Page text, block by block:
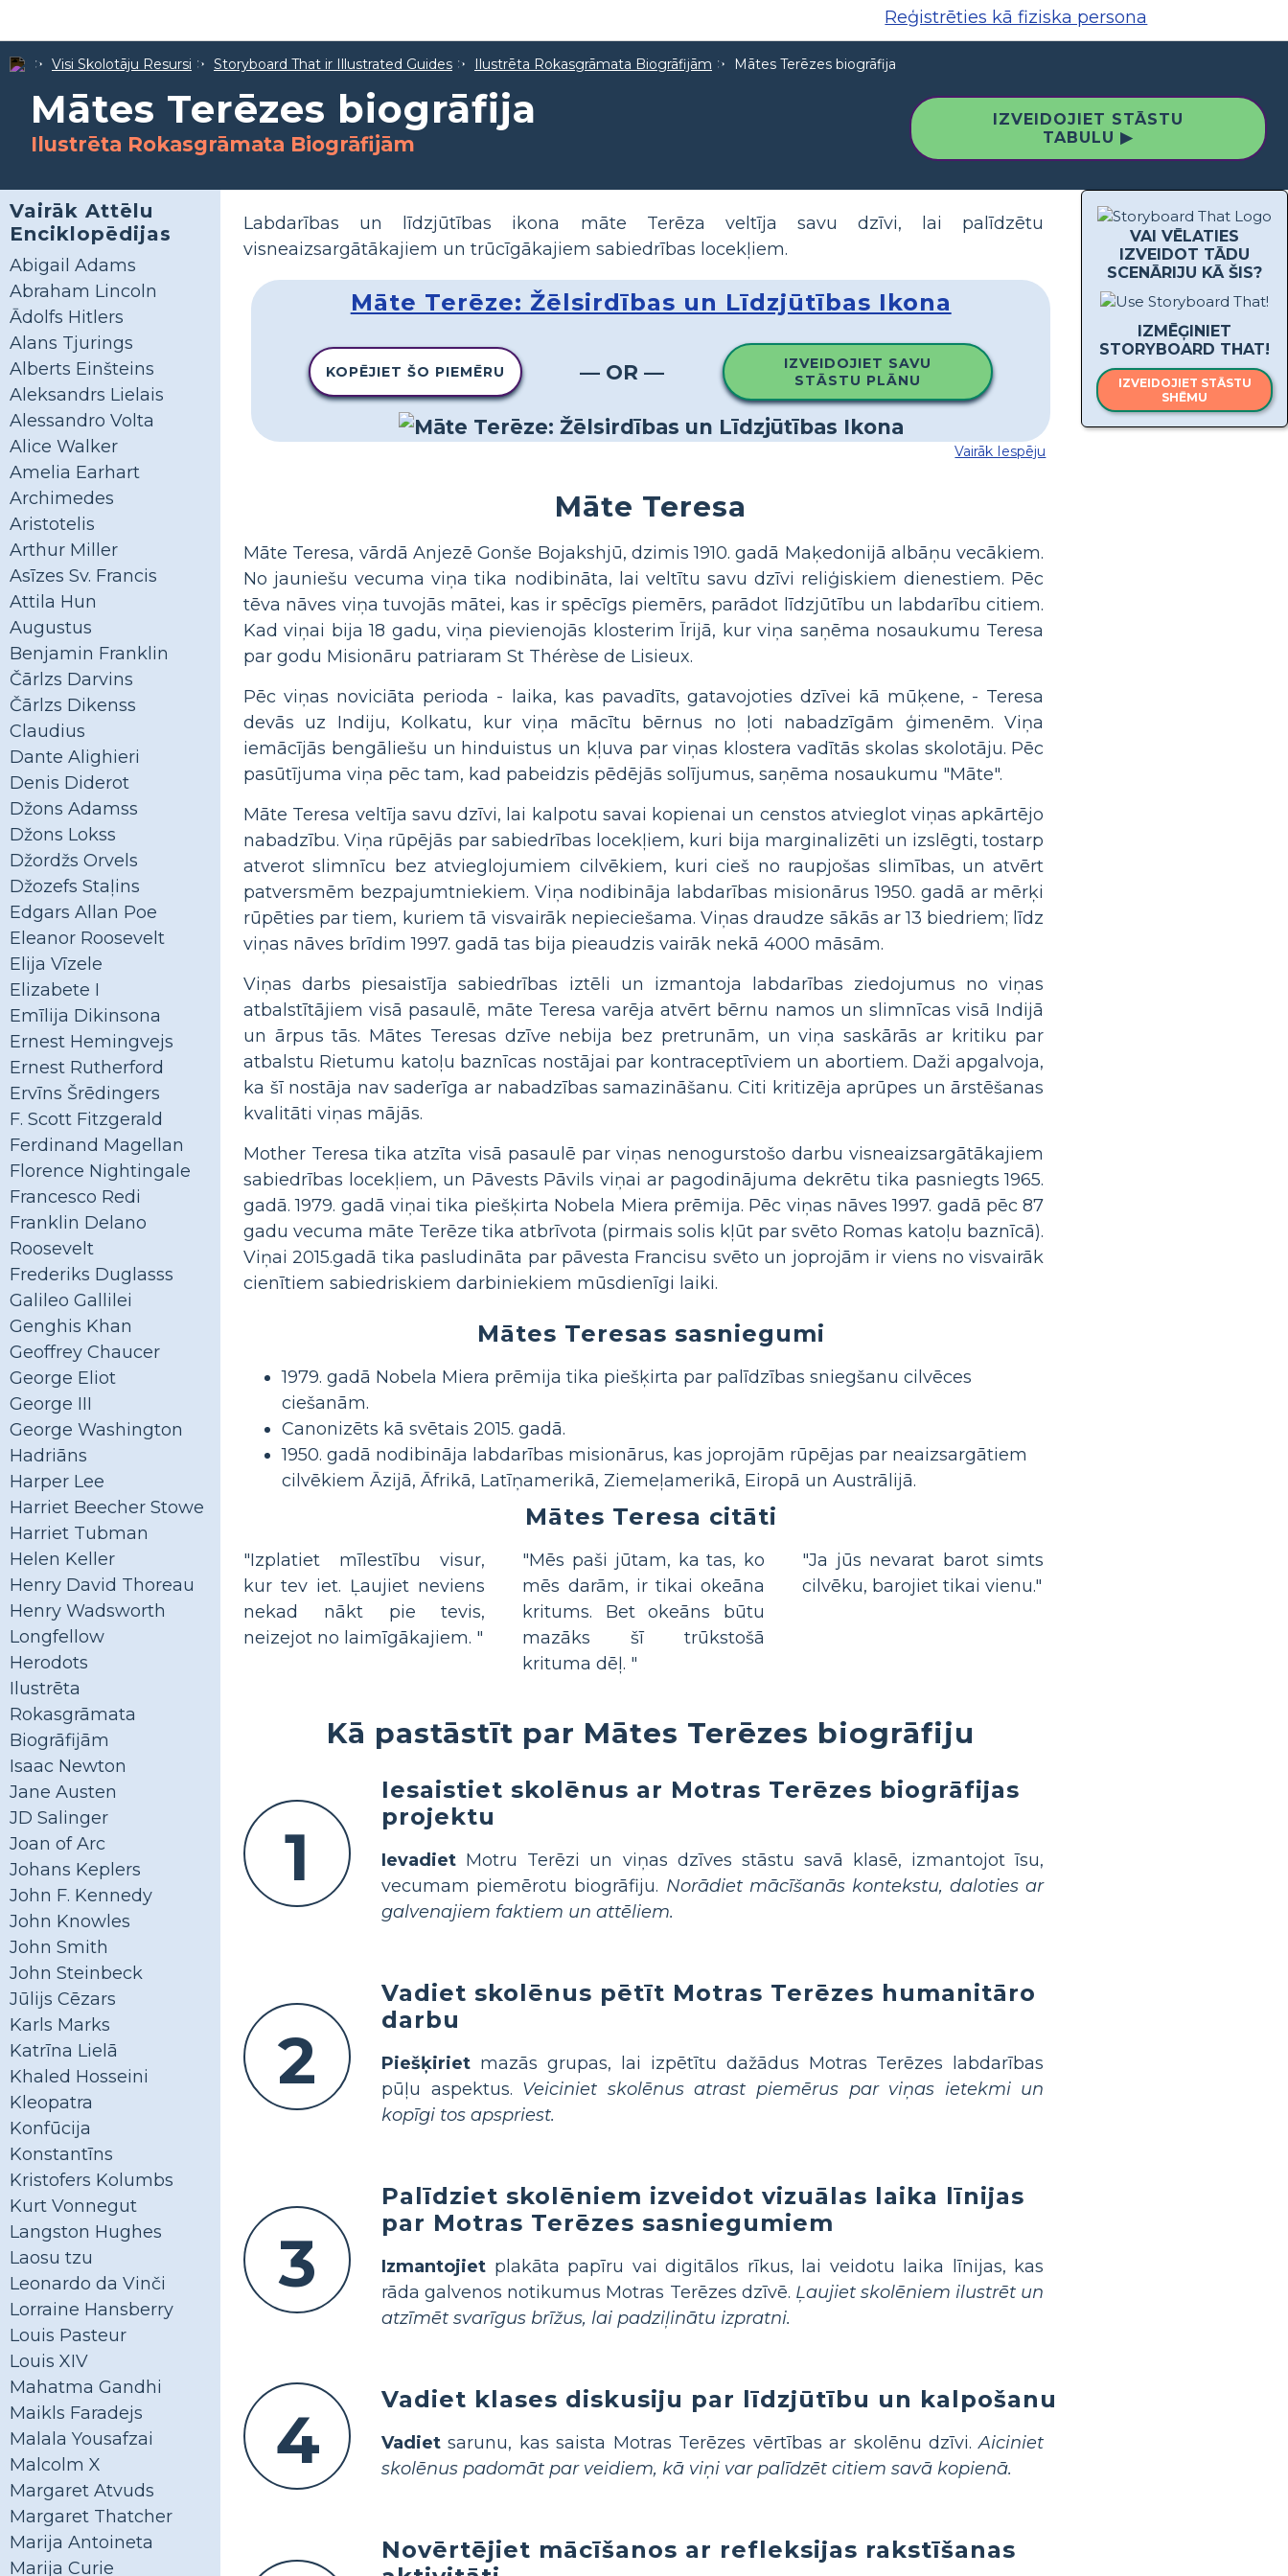
Reģistrēties kā fiziska persona
Visi Skolotāju Resursi Storyboard That ir Illustrated Guides Ilustrēta Rokasgrāmata Biogrāfijām Mātes Terēzes biogrāfija
Mātes Terēzes biogrāfija
Ilustrēta Rokasgrāmata Biogrāfijām
IZVEIDOJIET STĀSTU
TABULU ▶
Vairāk Attēlu
Enciklopēdijas
Abigail Adams
Abraham Lincoln
Ādolfs Hitlers
Alans Tjurings
Alberts Einšteins
Aleksandrs Lielais
Alessandro Volta
Alice Walker
Amelia Earhart
Archimedes
Aristotelis
Arthur Miller
Asīzes Sv. Francis
Attila Hun
Augustus
Benjamin Franklin
Čārlzs Darvins
Čārlzs Dikenss
Claudius
Dante Alighieri
Denis Diderot
Džons Adamss
Džons Lokss
Džordžs Orvels
Džozefs Staļins
Edgars Allan Poe
Eleanor Roosevelt
Elija Vīzele
Elizabete I
Emīlija Dikinsona
Ernest Hemingvejs
Ernest Rutherford
Ervīns Šrēdingers
F. Scott Fitzgerald
Ferdinand Magellan
Florence Nightingale
Francesco Redi
Franklin Delano
Roosevelt
Frederiks Duglasss
Galileo Gallilei
Genghis Khan
Geoffrey Chaucer
George Eliot
George III
George Washington
Hadriāns
Harper Lee
Harriet Beecher Stowe
Harriet Tubman
Helen Keller
Henry David Thoreau
Henry Wadsworth
Longfellow
Herodots
Ilustrēta
Rokasgrāmata
Biogrāfijām
Isaac Newton
Jane Austen
JD Salinger
Joan of Arc
Johans Keplers
John F. Kennedy
John Knowles
John Smith
John Steinbeck
Jūlijs Cēzars
Karls Marks
Katrīna Lielā
Khaled Hosseini
Kleopatra
Konfūcija
Konstantīns
Kristofers Kolumbs
Kurt Vonnegut
Langston Hughes
Laosu tzu
Leonardo da Vinči
Lorraine Hansberry
Louis Pasteur
Louis XIV
Mahatma Gandhi
Maikls Faradejs
Malala Yousafzai
Malcolm X
Margaret Atvuds
Margaret Thatcher
Marija Antoineta
Marija Curie
VAI VĒLATIES
IZVEIDOT TĀDU
SCENĀRIJU KĀ ŠIS?
IZMĒĢINIET
STORYBOARD THAT!
IZVEIDOJIET STĀSTU
SHĒMU
Labdarības un līdzjūtības ikona māte Terēza veltīja savu dzīvi, lai palīdzētu
visneaizsargātākajiem un trūcīgākajiem sabiedrības locekļiem.
Māte Terēze: Žēlsirdības un Līdzjūtības Ikona
KOPĒJIET ŠO PIEMĒRU — OR —
IZVEIDOJIET SAVU
STĀSTU PLĀNU
Vairāk Iespēju
Māte Teresa
Māte Teresa, vārdā Anjezē Gonše Bojakshjū, dzimis 1910. gadā Maķedonijā albāņu vecākiem.
No jauniešu vecuma viņa tika nodibināta, lai veltītu savu dzīvi reliģiskiem dienestiem. Pēc
tēva nāves viņa tuvojās mātei, kas ir spēcīgs piemērs, parādot līdzjūtību un labdarību citiem.
Kad viņai bija 18 gadu, viņa pievienojās klosterim Īrijā, kur viņa saņēma nosaukumu Teresa
par godu Misionāru patriaram St Thérèse de Lisieux.
Pēc viņas noviciāta perioda - laika, kas pavadīts, gatavojoties dzīvei kā mūķene, - Teresa
devās uz Indiju, Kolkatu, kur viņa mācītu bērnus no ļoti nabadzīgām ģimenēm. Viņa
iemācījās bengāliešu un hinduistus un kļuva par viņas klostera vadītās skolas skolotāju. Pēc
pasūtījuma viņa pēc tam, kad pabeidzis pēdējās solījumus, saņēma nosaukumu "Māte".
Māte Teresa veltīja savu dzīvi, lai kalpotu savai kopienai un censtos atvieglot viņas apkārtējo
nabadzību. Viņa rūpējās par sabiedrības locekļiem, kuri bija marginalizēti un izslēgti, tostarp
atverot slimnīcu bez atvieglojumiem cilvēkiem, kuri cieš no raupjošas slimības, un atvērt
patversmēm bezpajumtniekiem. Viņa nodibināja labdarības misionārus 1950. gadā ar mērķi
rūpēties par tiem, kuriem tā visvairāk nepieciešama. Viņas draudze sākās ar 13 biedriem; līdz
viņas nāves brīdim 1997. gadā tas bija pieaudzis vairāk nekā 4000 māsām.
Viņas darbs piesaistīja sabiedrības iztēli un izmantoja labdarības ziedojumus no viņas
atbalstītājiem visā pasaulē, māte Teresa varēja atvērt bērnu namos un slimnīcas visā Indijā
un ārpus tās. Mātes Teresas dzīve nebija bez pretrunām, un viņa saskārās ar kritiku par
atbalstu Rietumu katoļu baznīcas nostājai par kontraceptīviem un abortiem. Daži apgalvoja,
ka šī nostāja nav saderīga ar nabadzības samazināšanu. Citi kritizēja aprūpes un ārstēšanas
kvalitāti viņas mājās.
Mother Teresa tika atzīta visā pasaulē par viņas nenogurstošo darbu visneaizsargātākajiem
sabiedrības locekļiem, un Pāvests Pāvils viņai ar pagodinājuma dekrētu tika pasniegts 1965.
gadā. 1979. gadā viņai tika piešķirta Nobela Miera prēmija. Pēc viņas nāves 1997. gadā pēc 87
gadu vecuma māte Terēze tika atbrīvota (pirmais solis kļūt par svēto Romas katoļu baznīcā).
Viņai 2015.gadā tika pasludināta par pāvesta Francisu svēto un joprojām ir viens no visvairāk
cienītiem sabiedriskiem darbiniekiem mūsdienīgi laiki.
Mātes Teresas sasniegumi
1979. gadā Nobela Miera prēmija tika piešķirta par palīdzības sniegšanu cilvēces
ciešanām.
Canonizēts kā svētais 2015. gadā.
1950. gadā nodibināja labdarības misionārus, kas joprojām rūpējas par neaizsargātiem
cilvēkiem Āzijā, Āfrikā, Latīņamerikā, Ziemeļamerikā, Eiropā un Austrālijā.
Mātes Teresa citāti
"Izplatiet mīlestību visur,
kur tev iet. Ļaujiet neviens
nekad nākt pie tevis,
neizejot no laimīgākajiem. "
"Mēs paši jūtam, ka tas, ko
mēs darām, ir tikai okeāna
kritums. Bet okeāns būtu
mazāks šī trūkstošā
krituma dēļ. "
"Ja jūs nevarat barot simts
cilvēku, barojiet tikai vienu."
Kā pastāstīt par Mātes Terēzes biogrāfiju
1
Iesaistiet skolēnus ar Motras Terēzes biogrāfijas
projektu
Ievadiet Motru Terēzi un viņas dzīves stāstu savā klasē, izmantojot īsu,
vecumam piemērotu biogrāfiju. Norādiet mācīšanās kontekstu, daloties ar
galvenajiem faktiem un attēliem.
2
Vadiet skolēnus pētīt Motras Terēzes humanitāro
darbu
Piešķiriet mazās grupas, lai izpētītu dažādus Motras Terēzes labdarības
pūļu aspektus. Veiciniet skolēnus atrast piemērus par viņas ietekmi un
kopīgi tos apspriest.
3
Palīdziet skolēniem izveidot vizuālas laika līnijas
par Motras Terēzes sasniegumiem
Izmantojiet plakāta papīru vai digitālos rīkus, lai veidotu laika līnijas, kas
rāda galvenos notikumus Motras Terēzes dzīvē. Ļaujiet skolēniem ilustrēt un
atzīmēt svarīgus brīžus, lai padziļinātu izpratni.
4
Vadiet klases diskusiju par līdzjūtību un kalpošanu
Vadiet sarunu, kas saista Motras Terēzes vērtības ar skolēnu dzīvi.Aiciniet
skolēnus padomāt par veidiem, kā viņi var palīdzēt citiem savā kopienā.
Novērtējiet mācīšanos ar refleksijas rakstīšanas